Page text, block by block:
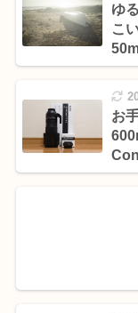
ゆ
こ
お